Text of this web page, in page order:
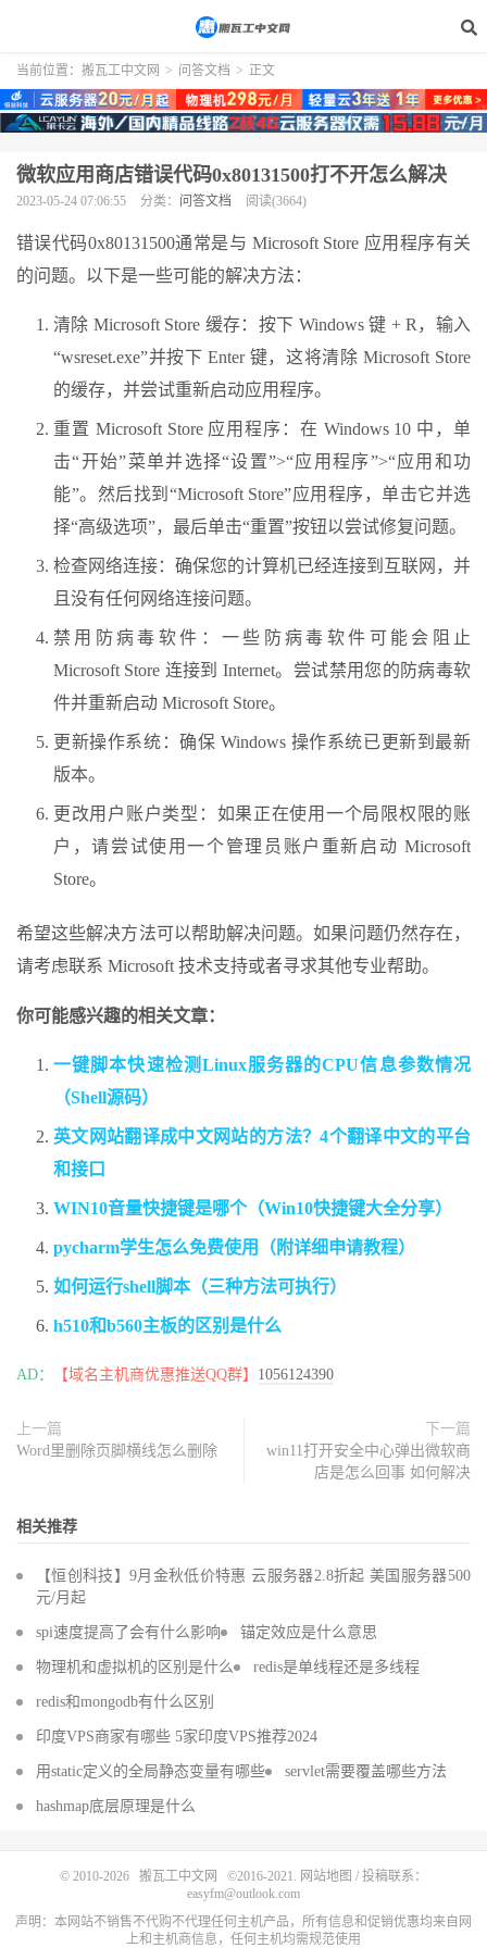
当前位置： 搬瓦工中文网 > 问答文档 > 正文
微软应用商店错误代码0x80131500打不开怎么解决
2023-05-24 07:06:55 分类： 问答文档 阅读(3664)
错误代码0x80131500通常是与 Microsoft Store 应用程序有关
的问题。以下是一些可能的解决方法：
清除 Microsoft Store 缓存：按下 Windows 键 + R，输入
“wsreset.exe”并按下 Enter 键，这将清除 Microsoft Store
的缓存，并尝试重新启动应用程序。
重置 Microsoft Store 应用程序：在 Windows 10 中，单
击“开始”菜单并选择“设置”>“应用程序”>“应用和功
能”。然后找到“Microsoft Store”应用程序，单击它并选
择“高级选项”，最后单击“重置”按钮以尝试修复问题。
检查网络连接：确保您的计算机已经连接到互联网，并
且没有任何网络连接问题。
禁用防病毒软件：一些防病毒软件可能会阻止
Microsoft Store 连接到 Internet。尝试禁用您的防病毒软
件并重新启动 Microsoft Store。
更新操作系统：确保 Windows 操作系统已更新到最新
版本。
更改用户账户类型：如果正在使用一个局限权限的账
户，请尝试使用一个管理员账户重新启动 Microsoft
Store。
希望这些解决方法可以帮助解决问题。如果问题仍然存在，
请考虑联系 Microsoft 技术支持或者寻求其他专业帮助。
你可能感兴趣的相关文章：
一键脚本快速检测Linux服务器的CPU信息参数情况
（Shell源码）
英文网站翻译成中文网站的方法？4个翻译中文的平台
和接口
WIN10音量快捷键是哪个（Win10快捷键大全分享）
pycharm学生怎么免费使用（附详细申请教程）
如何运行shell脚本（三种方法可执行）
h510和b560主板的区别是什么
AD： 【域名主机商优惠推送QQ群】 1056124390
上一篇
Word里删除页脚横线怎么删除
下一篇
win11打开安全中心弹出微软商
店是怎么回事 如何解决
相关推荐
【恒创科技】9月金秋低价特惠 云服务器2.8折起 美国服务器500
元/月起
spi速度提高了会有什么影响 锚定效应是什么意思
物理机和虚拟机的区别是什么 redis是单线程还是多线程
redis和mongodb有什么区别
印度VPS商家有哪些 5家印度VPS推荐2024
用static定义的全局静态变量有哪些 servlet需要覆盖哪些方法
hashmap底层原理是什么
© 2010-2026 搬瓦工中文网 ©2016-2021. 网站地图 / 投稿联系：
easyfm@outlook.com
声明：本网站不销售不代购不代理任何主机产品，所有信息和促销优惠均来自网
上和主机商信息，任何主机均需规范使用